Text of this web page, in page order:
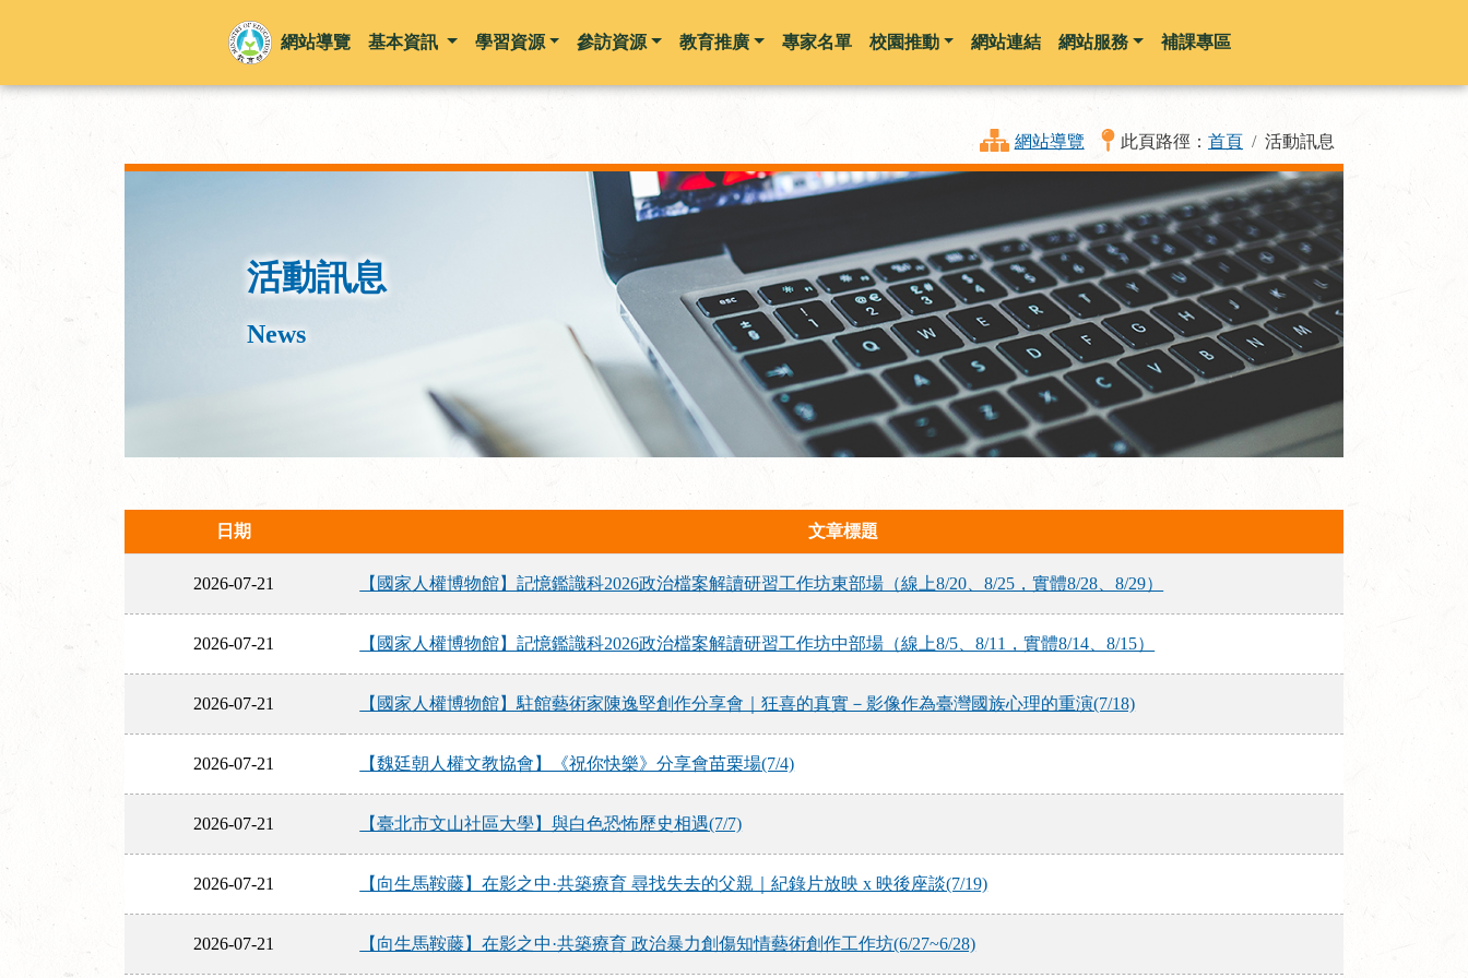
跳到主要內容
網站導覽 基本資訊 學習資源 參訪資源 教育推廣 專家名單 校園推動 網站連結 網站服務 補課專區
網站導覽 此頁路徑： 首頁 活動訊息
活動訊息
News
日期 文章標題
2026-07-21 【國家人權博物館】記憶鑑識科2026政治檔案解讀研習工作坊東部場（線上8/20、8/25，實體8/28、8/29）
2026-07-21 【國家人權博物館】記憶鑑識科2026政治檔案解讀研習工作坊中部場（線上8/5、8/11，實體8/14、8/15）
2026-07-21 【國家人權博物館】駐館藝術家陳逸堅創作分享會｜狂喜的真實－影像作為臺灣國族心理的重演(7/18)
2026-07-21 【魏廷朝人權文教協會】《祝你快樂》分享會苗栗場(7/4)
2026-07-21 【臺北市文山社區大學】與白色恐怖歷史相遇(7/7)
2026-07-21 【向生馬鞍藤】在影之中·共築療育 尋找失去的父親｜紀錄片放映 x 映後座談(7/19)
2026-07-21 【向生馬鞍藤】在影之中·共築療育 政治暴力創傷知情藝術創作工作坊(6/27~6/28)